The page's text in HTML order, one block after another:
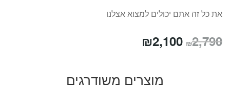
את כל זה אתם יכולים למצוא אצלנו
₪2,790 המחיר
היה:
₪2,100
הוא:
מוצרים משודרגים